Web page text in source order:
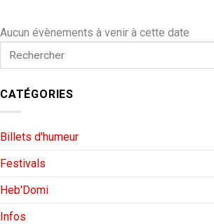
Aucun évènements à venir à cette date
CATÉGORIES
Billets d'humeur
Festivals
Heb'Domi
Infos